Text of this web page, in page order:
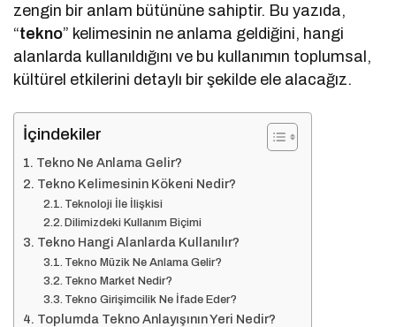
zengin bir anlam bütününe sahiptir. Bu yazıda,
“tekno” kelimesinin ne anlama geldiğini, hangi
alanlarda kullanıldığını ve bu kullanımın toplumsal,
kültürel etkilerini detaylı bir şekilde ele alacağız.
İçindekiler
Tekno Ne Anlama Gelir?
Tekno Kelimesinin Kökeni Nedir?
Teknoloji İle İlişkisi
Dilimizdeki Kullanım Biçimi
Tekno Hangi Alanlarda Kullanılır?
Tekno Müzik Ne Anlama Gelir?
Tekno Market Nedir?
Tekno Girişimcilik Ne İfade Eder?
Toplumda Tekno Anlayışının Yeri Nedir?